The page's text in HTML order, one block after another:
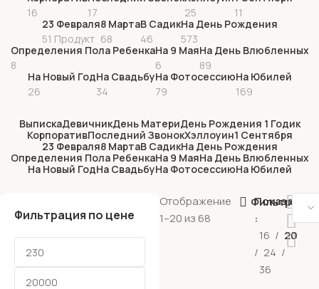
16
17
25
11
23 Февраля
51 Продукт
8 Марта
68
В Садик
46
На День Рождения
573
Определения Пола Ребенка
8
На 9 Мая
6
На День Влюбленных
89
На Новый Год
26
На Свадьбу
34
На Фотосессию
79
На Юбилей
169
ВыпискаДевичникДень МатериДень Рождения 1 Годик
КорпоративПоследний ЗвонокХэллоуин1 Сентября
23 Февраля8 МартаВ СадикНа День Рождения
Определения Пола РебенкаНа 9 МаяНа День Влюбленных
На Новый ГодНа СвадьбуНа ФотосессиюНа Юбилей
Фильтрация по цене
Отображение
1–20 из 68
Фильтрация
Показать
16
20
24
36